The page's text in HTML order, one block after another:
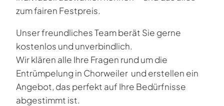
zum fairen Festpreis.
Unser freundliches Team berät Sie gerne
kostenlos und unverbindlich.
Wir klären alle Ihre Fragen rund um die
Entrümpelung in Chorweiler und erstellen ein
Angebot, das perfekt auf Ihre Bedürfnisse
abgestimmt ist.